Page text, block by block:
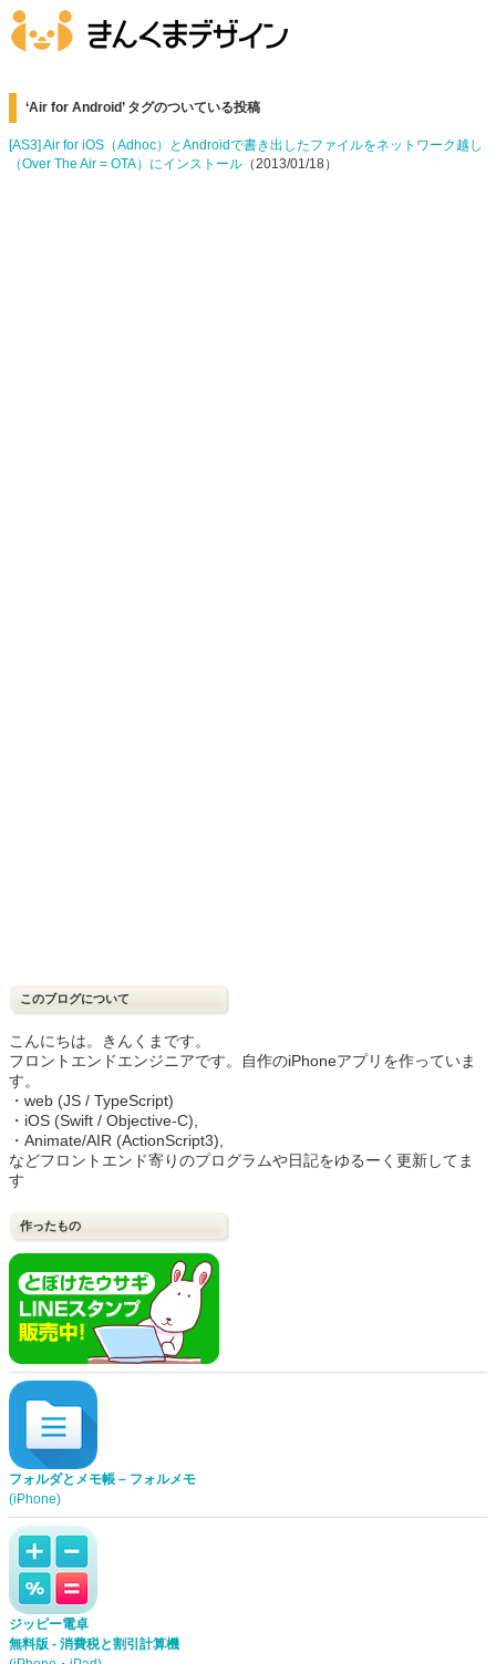
‘Air for Android’ タグのついている投稿
[AS3] Air for iOS（Adhoc）とAndroidで書き出したファイルをネットワーク越し
（Over The Air = OTA）にインストール （2013/01/18）
このブログについて
こんにちは。きんくまです。
フロントエンドエンジニアです。自作のiPhoneアプリを作っていま
す。
・web (JS / TypeScript)
・iOS (Swift / Objective-C),
・Animate/AIR (ActionScript3),
などフロントエンド寄りのプログラムや日記をゆるーく更新してま
す
作ったもの
フォルダとメモ帳 – フォルメモ
(iPhone)
ジッピー電卓
無料版 - 消費税と割引計算機